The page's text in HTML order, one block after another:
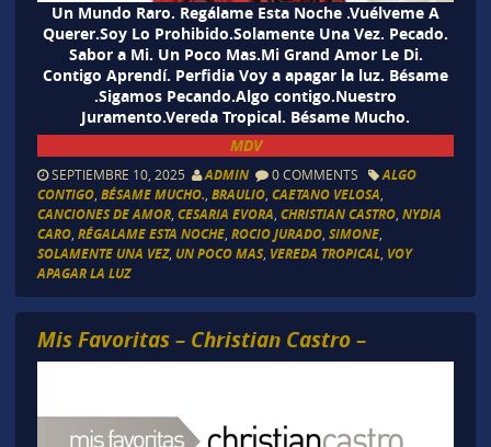
Un Mundo Raro. Regálame Esta Noche .Vuélveme A
Querer.Soy Lo Prohibido.Solamente Una Vez. Pecado.
Sabor a Mi. Un Poco Mas.Mi Grand Amor Le Di.
Contigo Aprendí. Perfidia Voy a apagar la luz. Bésame
.Sigamos Pecando.Algo contigo.Nuestro
Juramento.Vereda Tropical. Bésame Mucho.
MDV
SEPTIEMBRE 10, 2025 ADMIN 0 COMMENTS
ALGO
CONTIGO, BÉSAME MUCHO. BRAULIO, CAETANO VELOSA
CANCIONES DE AMOR, CESARIA EVORA CHRISTIAN CASTRO, NYDIA
CARO, RÉGALAME ESTA NOCHE, ROCIO JURADO, SIMONE,
SOLAMENTE UNA VEZ, UN POCO MAS, VEREDA TROPICAL, VOY
APAGAR LA LUZ
Mis Favoritas – Christian Castro –